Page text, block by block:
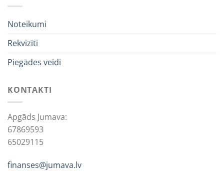
Noteikumi
Rekvizīti
Piegādes veidi
KONTAKTI
Apgāds Jumava:
67869593
65029115
finanses@jumava.lv